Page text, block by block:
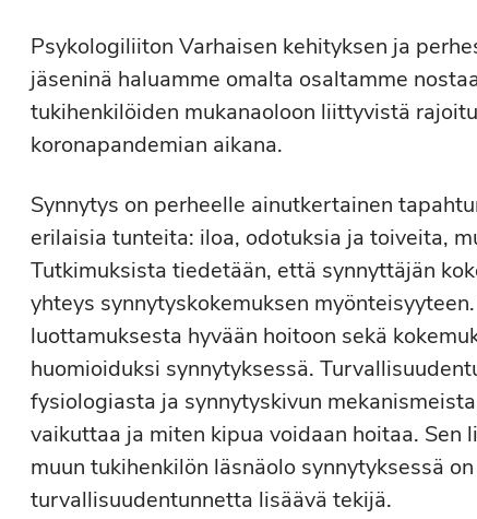
Psykologiliiton Varhaisen kehityksen ja
jäseninä haluamme omalta osaltamme
tukihenkilöiden mukanaoloon liittyvistä
koronapandemian aikana.
Synnytys on perheelle ainutkertainen
erilaisia tunteita: iloa, odotuksia ja toiveita,
Tutkimuksista tiedetään, että synnyttäjän
yhteys synnytyskokemuksen
luottamuksesta hyvään hoitoon sekä
huomioiduksi synnytyksessä.
fysiologiasta ja synnytyskivun
vaikuttaa ja miten kipua voidaan hoitaa.
muun tukihenkilön läsnäolo synnytyksessä
turvallisuudentunnetta lisäävä tekijä.